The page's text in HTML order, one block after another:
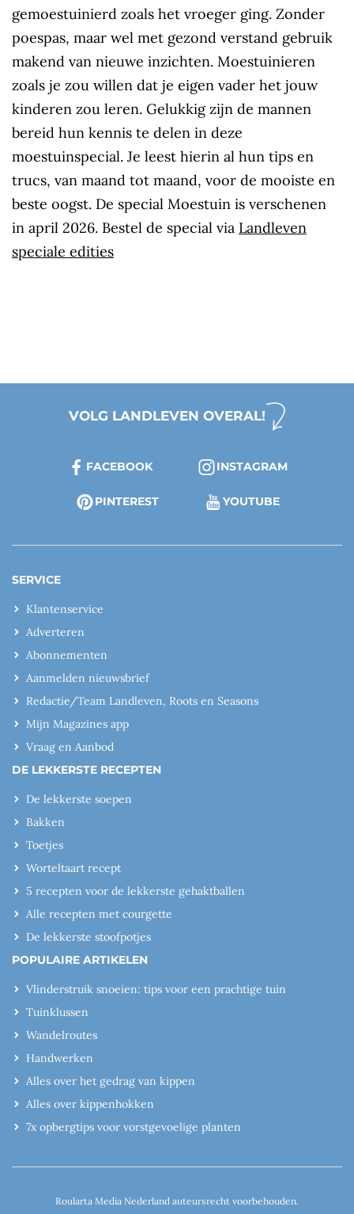
gemoestuinierd zoals het vroeger ging. Zonder
poespas, maar wel met gezond verstand gebruik
makend van nieuwe inzichten. Moestuinieren
zoals je zou willen dat je eigen vader het jouw
kinderen zou leren. Gelukkig zijn de mannen
bereid hun kennis te delen in deze
moestuinspecial. Je leest hierin al hun tips en
trucs, van maand tot maand, voor de mooiste en
beste oogst. De special Moestuin is verschenen
in april 2026. Bestel de special via Landleven
speciale edities
VOLG LANDLEVEN OVERAL!
FACEBOOK INSTAGRAM
PINTEREST YOUTUBE
SERVICE
Klantenservice
Adverteren
Abonnementen
Aanmelden nieuwsbrief
Redactie/Team Landleven, Roots en Seasons
Mijn Magazines app
Vraag en Aanbod
DE LEKKERSTE RECEPTEN
De lekkerste soepen
Bakken
Toetjes
Worteltaart recept
5 recepten voor de lekkerste gehaktballen
Alle recepten met courgette
De lekkerste stoofpotjes
POPULAIRE ARTIKELEN
Vlinderstruik snoeien: tips voor een prachtige tuin
Tuinklussen
Wandelroutes
Handwerken
Alles over het gedrag van kippen
Alles over kippenhokken
7x opbergtips voor vorstgevoelige planten
Roularta Media Nederland auteursrecht voorbehouden.